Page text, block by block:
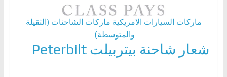
ماركات السيارات الامريكية ماركات الشاحنات (الثقيلة
والمتوسطة)
شعار شاحنة بيتربيلت Peterbilt